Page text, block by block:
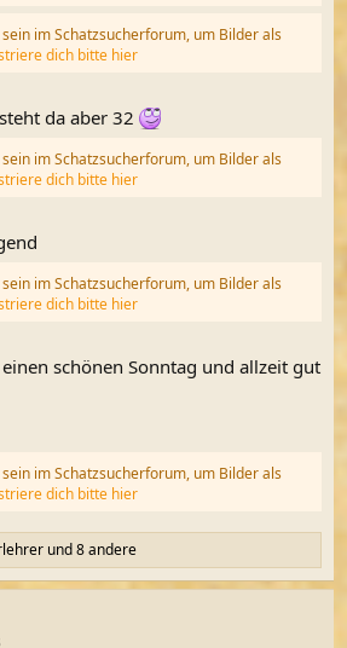
im Schatzsucherforum, um Bilder als
dich bitte hier
da aber 32
im Schatzsucherforum, um Bilder als
dich bitte hier
im Schatzsucherforum, um Bilder als
dich bitte hier
schönen Sonntag und allzeit gut
im Schatzsucherforum, um Bilder als
dich bitte hier
und 8 andere